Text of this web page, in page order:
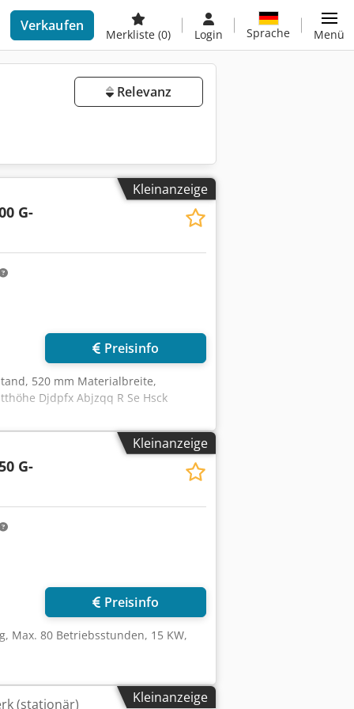
Verkaufen
Merkliste (0) Login Sprache Menü
Relevanz
Kleinanzeige
G-
Preisinfo
520 mm Materialbreite,
Djdpfx Abjzqq R Se Hsck
Kleinanzeige
G-
Preisinfo
Max. 80 Betriebsstunden, 15 KW,
Kleinanzeige
(stationär)